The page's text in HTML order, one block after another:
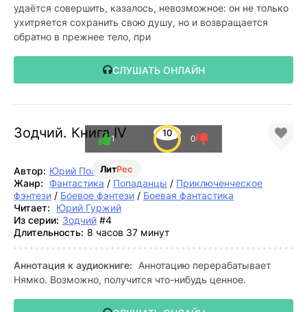
удаётся совершить, казалось, невозможное: он не только
ухитряется сохранить свою душу, но и возвращается
обратно в прежнее тело, при
СЛУШАТЬ ОНЛАЙН
Зодчий. Книга IV
ЛитРес
10
1 0
Автор: Юрий Погуляй
Жанр:
Фантастика / Попаданцы / Приключенческое
фэнтези / Боевое фэнтези / Боевая фантастика
Читает:
Юрий Гуржий
Из серии: Зодчий #4
Длительность: 8 часов 37 минут
Аннотация к аудиокниге:
Аннотацию перерабатывает
Нямко. Возможно, получится что-нибудь ценное.